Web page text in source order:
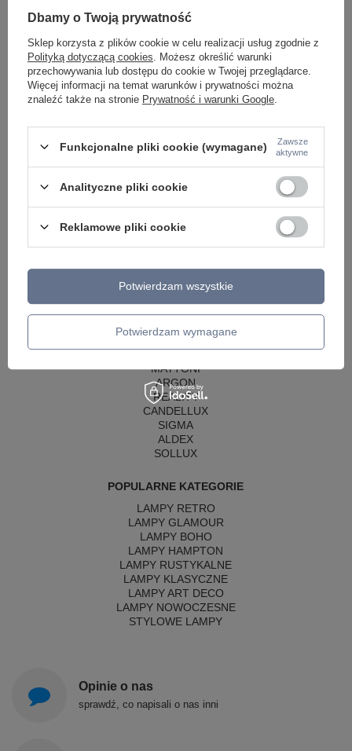
ŻYRANDOLE
ŻYRANDOLE KRYSZTAŁOWE
LAMPY WISZĄCE CZARNE
LAMPY WISZĄCE - OKRĘGI
KINKIETY DO SYPIALNI
LAMPY SUFITOWE OKRĄGŁE
LAMPY ZEWNĘTRZNE
LAMPY OGRODOWE - WISZĄCE
LAMPY SOLARNE
KINKIETY OGRODOWE
OŚWIETLENIE SCHODÓW ZEWNĘTRZNE
PRODUCENCI
AZZARDO
ITALUX
MAYTONI
ARGON
REALITY
CANDELLUX
SIGMA
ALDEX
SOLLUX
POPULARNE KATEGORIE
LAMPY RETRO
LAMPY GLAMOUR
LAMPY BOHO
LAMPY HAMPTON
LAMPY RUSTYKALNE
LAMPY KLASYCZNE
LAMPY ART DECO
LAMPY NOWOCZESNE
STYLOWE LAMPY
Opinie o nas
sprawdź, co napisali o nas inni
Dbamy o Twoją prywatność
Sklep korzysta z plików cookie w celu realizacji usług zgodnie z
Polityką dotyczącą cookies . Możesz określić warunki
przechowywania lub dostępu do cookie w Twojej przeglądarce.
Więcej informacji na temat warunków i prywatności można
znaleźć także na stronie Prywatność i warunki Google
Funkcjonalne pliki cookie (wymagane)
Zawsze
aktywne
Analityczne pliki cookie
Reklamowe pliki cookie
Potwierdzam wymagane
Potwierdzam wszystkie